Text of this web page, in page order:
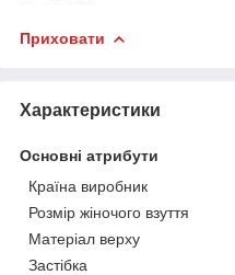
Приховати
Характеристики
Основні атрибути
Країна виробник
Розмір жіночого взуття
Матеріал верху
Застібка